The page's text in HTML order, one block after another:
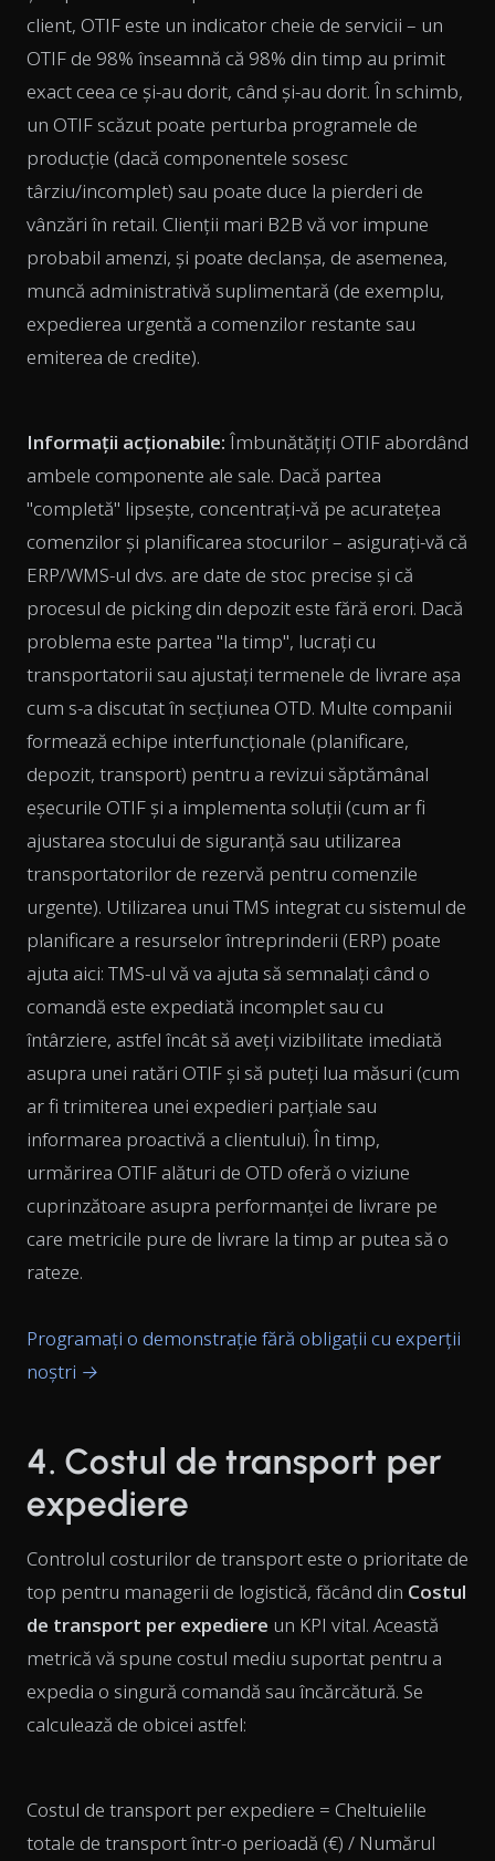
client, OTIF este un indicator cheie de servicii – un
OTIF de 98% înseamnă că 98% din timp au primit
exact ceea ce și-au dorit, când și-au dorit. În schimb,
un OTIF scăzut poate perturba programele de
producție (dacă componentele sosesc
târziu/incomplet) sau poate duce la pierderi de
vânzări în retail. Clienții mari B2B vă vor impune
probabil amenzi, și poate declanșa, de asemenea,
muncă administrativă suplimentară (de exemplu,
expedierea urgentă a comenzilor restante sau
emiterea de credite).
Informații acționabile: Îmbunătățiți OTIF abordând
ambele componente ale sale. Dacă partea
"completă" lipsește, concentrați-vă pe acuratețea
comenzilor și planificarea stocurilor – asigurați-vă că
ERP/WMS-ul dvs. are date de stoc precise și că
procesul de picking din depozit este fără erori. Dacă
problema este partea "la timp", lucrați cu
transportatorii sau ajustați termenele de livrare așa
cum s-a discutat în secțiunea OTD. Multe companii
formează echipe interfuncționale (planificare,
depozit, transport) pentru a revizui săptămânal
eșecurile OTIF și a implementa soluții (cum ar fi
ajustarea stocului de siguranță sau utilizarea
transportatorilor de rezervă pentru comenzile
urgente). Utilizarea unui TMS integrat cu sistemul de
planificare a resurselor întreprinderii (ERP) poate
ajuta aici: TMS-ul vă va ajuta să semnalați când o
comandă este expediată incomplet sau cu
întârziere, astfel încât să aveți vizibilitate imediată
asupra unei ratări OTIF și să puteți lua măsuri (cum
ar fi trimiterea unei expedieri parțiale sau
informarea proactivă a clientului). În timp,
urmărirea OTIF alături de OTD oferă o viziune
cuprinzătoare asupra performanței de livrare pe
care metricile pure de livrare la timp ar putea să o
rateze.
Programați o demonstrație fără obligații cu experții
noștri →
4. Costul de transport per
expediere
Controlul costurilor de transport este o prioritate de
top pentru managerii de logistică, făcând din Costul
de transport per expediere un KPI vital. Această
metrică vă spune costul mediu suportat pentru a
expedia o singură comandă sau încărcătură. Se
calculează de obicei astfel:
Costul de transport per expediere = Cheltuielile
totale de transport într-o perioadă (€) / Numărul